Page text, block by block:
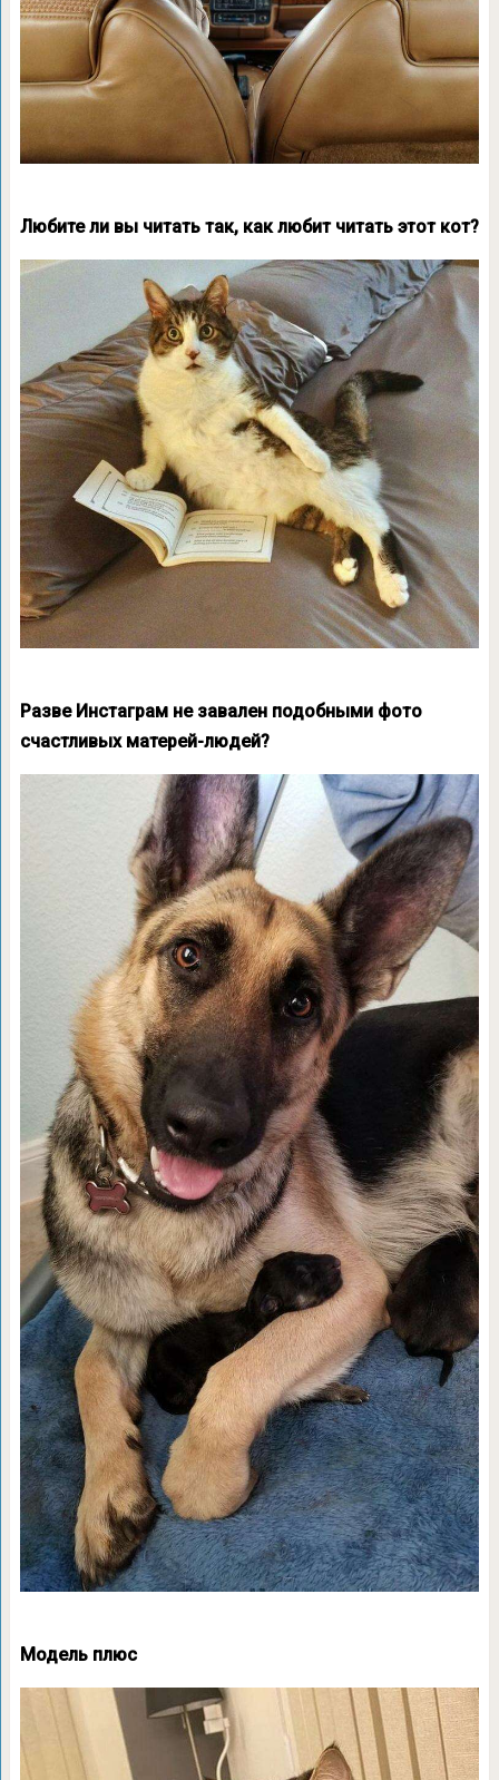
Любите ли вы читать так, как любит читать этот кот?
Разве Инстаграм не завален подобными фото
счастливых матерей-людей?
Модель плюс